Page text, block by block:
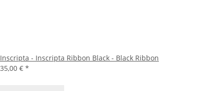
Inscripta - Inscripta Ribbon Black - Black Ribbon
35,00 € *